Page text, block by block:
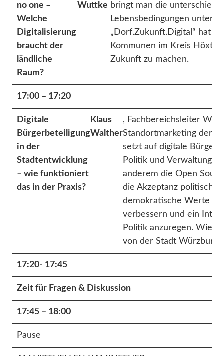
no one –
Welche
Digitalisierung
braucht der
ländliche
Raum?
Wuttke bringt man die
Lebensbedingungen unter
„Dorf.Zukunft.Digital“ hat
Kommunen im Kreis
Zukunft zu machen.
17:00 – 17:20
Digitale
Bürgerbeteiligung
in der
Stadtentwicklung
– wie funktioniert
das in der Praxis?
Klaus
Walther
, Fachbereichsleiter
Standortmarketing der
setzt auf digitale
Politik und Verwaltung.
anderem die Open
die Akzeptanz
demokratische Werte
verbessern und ein
Politik anzuregen. Wie
von der Stadt Würzburg.
17:20- 17:45
Zeit für Fragen & Diskussion
17:45 – 18:00
Pause